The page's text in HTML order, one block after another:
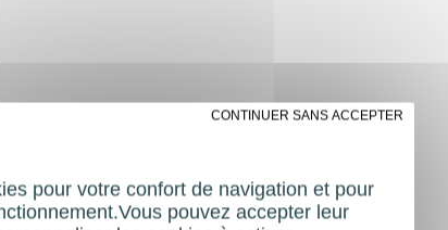
pour votre confort de navigation et pour
pouvez accepter leur
✗ CONTINUER SANS ACCEPTER